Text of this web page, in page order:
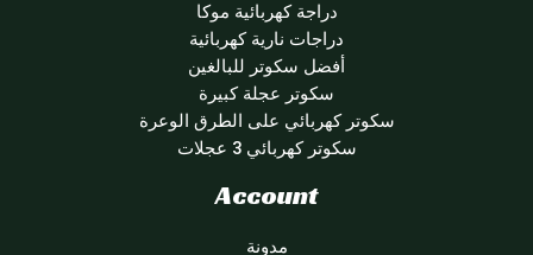
دراجة كهربائية موكا
دراجات نارية كهربائية
أفضل سكوتر للبالغين
سكوتر عجلة كبيرة
سكوتر كهربائي على الطرق الوعرة
سكوتر كهربائي 3 عجلات
Account
مدونة